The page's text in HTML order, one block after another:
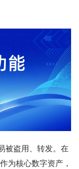
被盗用、转发。在
为核心数字资产，